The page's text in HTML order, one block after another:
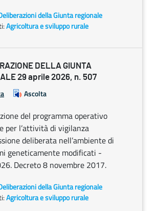
della Giunta regionale
Agricoltura e sviluppo rurale
DELLA GIUNTA
29 aprile 2026, n. 507
Ascolta
del programma operativo
per l’attività di vigilanza
deliberata nell’ambiente di
geneticamente modificati -
Decreto 8 novembre 2017.
della Giunta regionale
Agricoltura e sviluppo rurale